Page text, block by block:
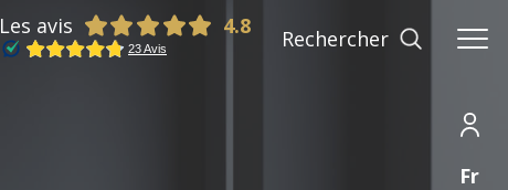
Fr
Les avis Rechercher